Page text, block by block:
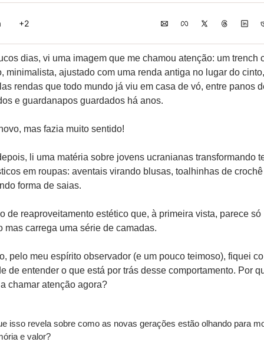
+2
dias, vi uma imagem que me chamou atenção: um trench
minimalista, ajustado com uma renda antiga no lugar do cinto,
rendas que todo mundo já viu em casa de vó, entre panos
e guardanapos guardados há anos.
mas fazia muito sentido!
li uma matéria sobre jovens ucranianas transformando
em roupas: aventais virando blusas, toalhinhas de crochê
forma de saias.
de reaproveitamento estético que, à primeira vista, parece só
mas carrega uma série de camadas.
pelo meu espírito observador (e um pouco teimoso), fiquei
de entender o que está por trás desse comportamento. Por
chamar atenção agora?
isso revela sobre como as novas gerações estão olhando para
e valor?